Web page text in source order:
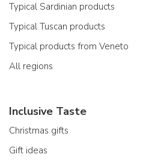
Typical Sardinian products
Typical Tuscan products
Typical products from Veneto
All regions
Inclusive Taste
Christmas gifts
Gift ideas